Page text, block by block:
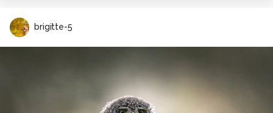
brigitte-5